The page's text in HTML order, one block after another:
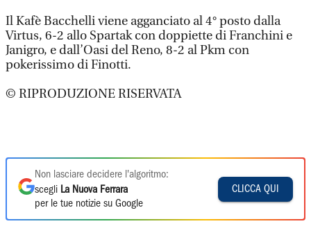
Il Kafè Bacchelli viene agganciato al 4° posto dalla
Virtus, 6-2 allo Spartak con doppiette di Franchini e
Janigro, e dall’Oasi del Reno, 8-2 al Pkm con
pokerissimo di Finotti.
© RIPRODUZIONE RISERVATA
Non lasciare decidere l'algoritmo:
scegli La Nuova Ferrara
per le tue notizie su Google
CLICCA QUI